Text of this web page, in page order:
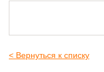
< Вернуться к списку